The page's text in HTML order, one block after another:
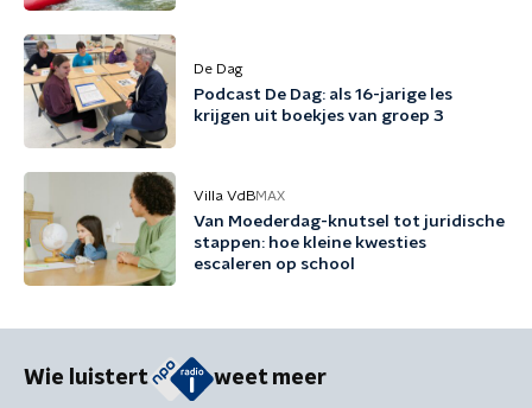
De Dag
Podcast De Dag: als 16-jarige les
krijgen uit boekjes van groep 3
Villa VdBMAX
Van Moederdag-knutsel tot juridische
stappen: hoe kleine kwesties
escaleren op school
Wie luistert weet meer